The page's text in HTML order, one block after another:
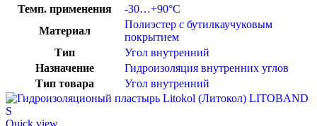
Темп. применения
-30…+90°C
Материал
Полиэстер с бутилкаучуковым
покрытием
Тип
Угол внутренний
Назначение
Гидроизоляция внутренних углов
Тип товара
Угол внутренний
Quick view